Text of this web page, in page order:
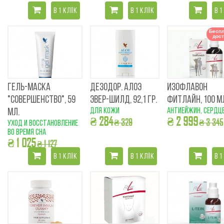
В 1 КЛІК В 1 КЛІК В
ГЕЛЬ-МАСКА
"СОВЕРШЕНСТВО", 59
МЛ.
уход и восстановление
во время сна
₴ 1 025₴ 1 127
В 1 КЛІК
ДЕЗОДОР. АЛОЭ
ЭВЕР-ШИЛД, 92,1 ГР.
для кожи
₴ 284₴ 329
В 1 КЛІК
ИЗОФЛАВОН
ФИТЛАЙН, 100
антиейжин,
₴ 2 999₴ 3 345
В